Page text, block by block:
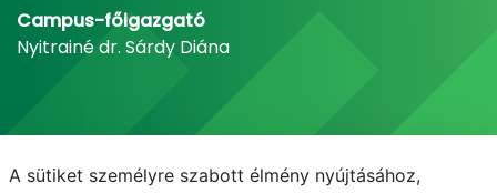
Campus-főigazgató
Nyitrainé dr. Sárdy Diána
A sütiket személyre szabott élmény nyújtásához,